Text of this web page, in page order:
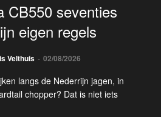
CB550 seventies
eigen regels
Velthuis - 02/08/2026
langs de Nederrijn jagen, in
chopper? Dat is niet iets